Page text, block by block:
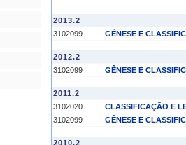
2013.2
3102099
GÊNESE E
2012.2
3102099
GÊNESE E
2011.2
3102020
CLASSIFICAÇÃO E
3102099
GÊNESE E
2010.2